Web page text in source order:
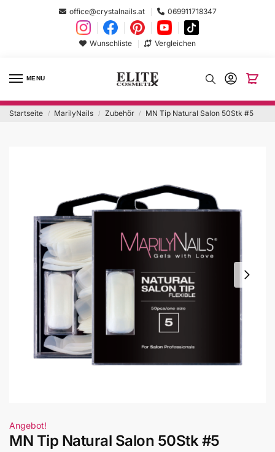
office@crystalnails.at 069911718347
Wunschliste Vergleichen
MENU
Startseite / MarilyNails / Zubehör / MN Tip Natural Salon 50Stk #5
Angebot!
MN Tip Natural Salon 50Stk #5